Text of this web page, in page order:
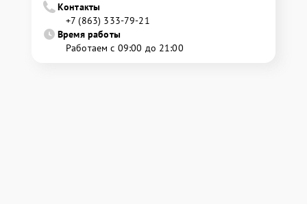
Контакты
+7 (863) 333-79-21
Время работы
Работаем с 09:00 до 21:00